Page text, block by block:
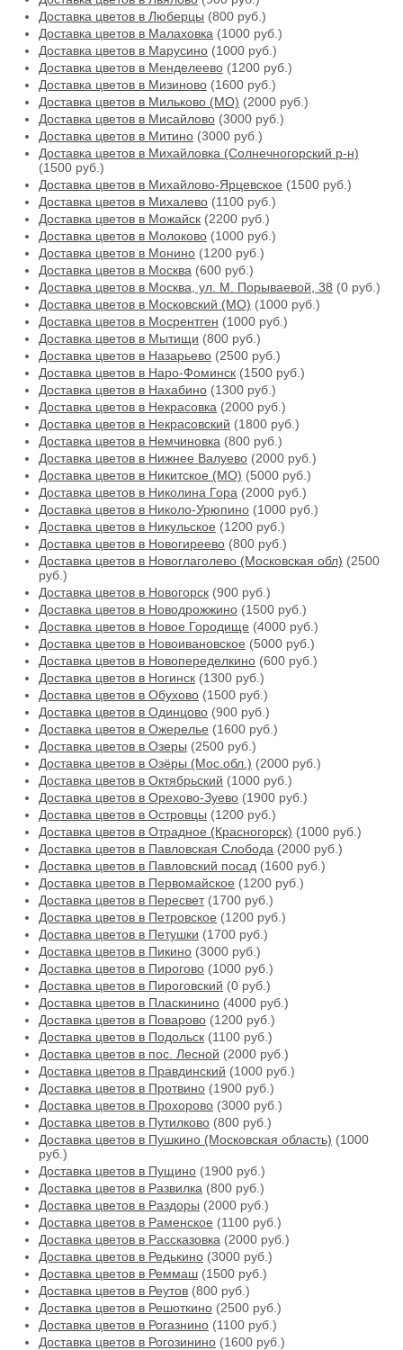
Доставка цветов в Люберцы (800 руб.)
Доставка цветов в Малаховка (1000 руб.)
Доставка цветов в Марусино (1000 руб.)
Доставка цветов в Менделеево (1200 руб.)
Доставка цветов в Мизиново (1600 руб.)
Доставка цветов в Мильково (МО) (2000 руб.)
Доставка цветов в Мисайлово (3000 руб.)
Доставка цветов в Митино (3000 руб.)
Доставка цветов в Михайловка (Солнечногорский р-н)
(1500 руб.)
Доставка цветов в Михайлово-Ярцевское (1500 руб.)
Доставка цветов в Михалево (1100 руб.)
Доставка цветов в Можайск (2200 руб.)
Доставка цветов в Молоково (1000 руб.)
Доставка цветов в Монино (1200 руб.)
Доставка цветов в Москва (600 руб.)
Доставка цветов в Москва, ул. М. Порываевой, 38 (0 руб.)
Доставка цветов в Московский (МО) (1000 руб.)
Доставка цветов в Мосрентген (1000 руб.)
Доставка цветов в Мытищи (800 руб.)
Доставка цветов в Назарьево (2500 руб.)
Доставка цветов в Наро-Фоминск (1500 руб.)
Доставка цветов в Нахабино (1300 руб.)
Доставка цветов в Некрасовка (2000 руб.)
Доставка цветов в Некрасовский (1800 руб.)
Доставка цветов в Немчиновка (800 руб.)
Доставка цветов в Нижнее Валуево (2000 руб.)
Доставка цветов в Никитское (МО) (5000 руб.)
Доставка цветов в Николина Гора (2000 руб.)
Доставка цветов в Николо-Урюпино (1000 руб.)
Доставка цветов в Никульское (1200 руб.)
Доставка цветов в Новогиреево (800 руб.)
Доставка цветов в Новоглаголево (Московская обл) (2500
руб.)
Доставка цветов в Новогорск (900 руб.)
Доставка цветов в Новодрожжино (1500 руб.)
Доставка цветов в Новое Городище (4000 руб.)
Доставка цветов в Новоивановское (5000 руб.)
Доставка цветов в Новопеределкино (600 руб.)
Доставка цветов в Ногинск (1300 руб.)
Доставка цветов в Обухово (1500 руб.)
Доставка цветов в Одинцово (900 руб.)
Доставка цветов в Ожерелье (1600 руб.)
Доставка цветов в Озеры (2500 руб.)
Доставка цветов в Озёры (Мос.обл.) (2000 руб.)
Доставка цветов в Октябрьский (1000 руб.)
Доставка цветов в Орехово-Зуево (1900 руб.)
Доставка цветов в Островцы (1200 руб.)
Доставка цветов в Отрадное (Красногорск) (1000 руб.)
Доставка цветов в Павловская Слобода (2000 руб.)
Доставка цветов в Павловский посад (1600 руб.)
Доставка цветов в Первомайское (1200 руб.)
Доставка цветов в Пересвет(1700 руб.)
Доставка цветов в Петровское (1200 руб.)
Доставка цветов в Петушки (1700 руб.)
Доставка цветов в Пикино (3000 руб.)
Доставка цветов в Пирогово (1000 руб.)
Доставка цветов в Пироговский (0 руб.)
Доставка цветов в Пласкинино (4000 руб.)
Доставка цветов в Поварово (1200 руб.)
Доставка цветов в Подольск (1100 руб.)
Доставка цветов в пос. Лесной (2000 руб.)
Доставка цветов в Правдинский (1000 руб.)
Доставка цветов в Протвино (1900 руб.)
Доставка цветов в Прохорово (3000 руб.)
Доставка цветов в Путилково (800 руб.)
Доставка цветов в Пушкино (Московская область) (1000
руб.)
Доставка цветов в Пущино (1900 руб.)
Доставка цветов в Развилка (800 руб.)
Доставка цветов в Раздоры (2000 руб.)
Доставка цветов в Раменское (1100 руб.)
Доставка цветов в Рассказовка (2000 руб.)
Доставка цветов в Редькино (3000 руб.)
Доставка цветов в Реммаш (1500 руб.)
Доставка цветов в Реутов (800 руб.)
Доставка цветов в Решоткино (2500 руб.)
Доставка цветов в Рогазнино (1100 руб.)
Доставка цветов в Рогозинино (1600 руб.)